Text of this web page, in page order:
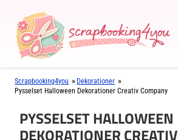
Scrapbooking4you » Dekorationer »
Pysselset Halloween Dekorationer Creativ Company
PYSSELSET HALLOWEEN
DEKORATIONER CREATIV